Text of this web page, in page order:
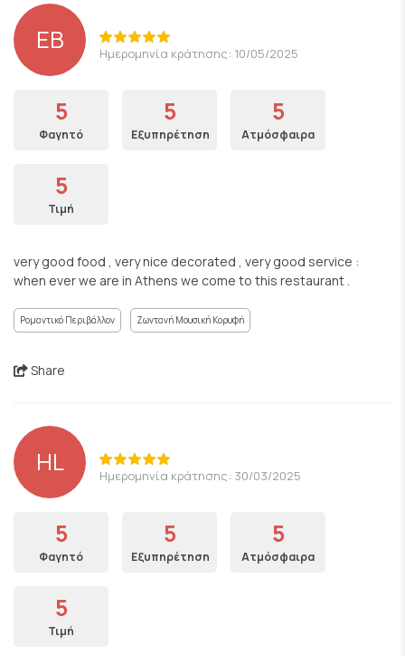
EB Ημερομηνία κράτησης: 10/05/2025
5
Φαγητό
5
Εξυπηρέτηση
5
Ατμόσφαιρα
5
Τιμή
very good food , very nice decorated , very good service :
when ever we are in Athens we come to this restaurant .
Ρομαντικό Περιβάλλον Ζωντανή Μουσική Κορυφή
Share
HL Ημερομηνία κράτησης: 30/03/2025
5
Φαγητό
5
Εξυπηρέτηση
5
Ατμόσφαιρα
5
Τιμή